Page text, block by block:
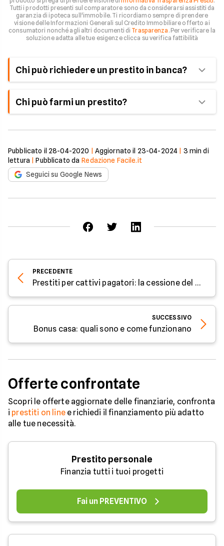
Tutti i prodotti presenti sul comparatore sono da considerarsi assistiti da
garanzia di ipoteca sull'immobile. Ti ricordiamo sempre di prendere
visione delle Informazioni Generali sul Credito Immobiliare offerto ai
consumatori nonché agli altri documenti di Trasparenza . Per verificare la
soluzione adatta alle tue esigenze clicca su verifica fattibilità
Chi può richiedere un prestito in banca?
buona storia creditizia può richiedere un prestito
finanziaria e la tua storia creditizia per
prestito.
Chi può farmi un prestito?
La risposta a questa domanda dipende dalle tue
creditizia, un reddito stabile e una buona capacità
di rimborso, potresti essere in grado di ottenere un
prestito da una banca, una cooperativa di credito
o un'altra istituzione finanziaria. Se non hai una
alcune organizzazioni che offrono prestiti a
Pubblicato il 28-04-2020 Aggiornato il 23-04-2024 3 min di
lettura |Pubblicato da Redazione Facile.it
Seguici su Google News
PRECEDENTE
Prestiti per cattivi pagatori: la cessione del quinto
SUCCESSIVO
Bonus casa: quali sono e come funzionano
Offerte confrontate
Scopri le offerte aggiornate delle finanziarie, confronta
i prestiti on linee richiedi il finanziamento più adatto
alle tue necessità.
Prestito personale
Finanzia tutti i tuoi progetti
Fai un PREVENTIVO